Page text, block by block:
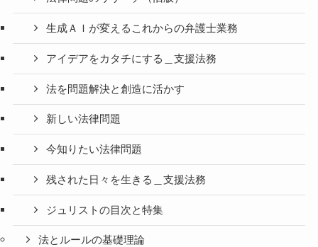
生成ＡＩが変えるこれからの弁護士業務
アイデアをカタチにする＿支援法務
法を問題解決と創造に活かす
新しい法律問題
今知りたい法律問題
残された日々を生きる＿支援法務
ジュリストの目次と特集
法とルールの基礎理論